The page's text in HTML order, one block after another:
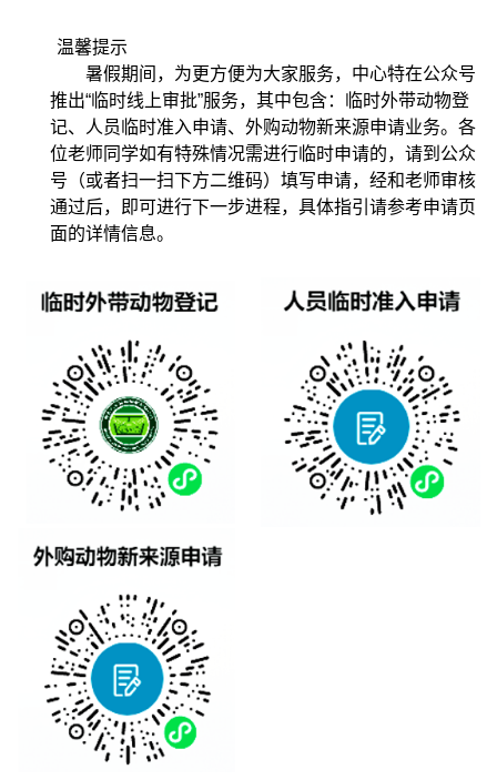
温馨提示
暑假期间，为更方便为大家服务，中心特在公众号
推出“临时线上审批”服务，其中包含：临时外带动物登
记、人员临时准入申请、外购动物新来源申请业务。各
位老师同学如有特殊情况需进行临时申请的，请到公众
号（或者扫一扫下方二维码）填写申请，经和老师审核
通过后，即可进行下一步进程，具体指引请参考申请页
面的详情信息。